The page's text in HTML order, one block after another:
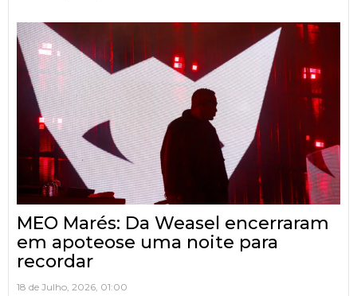
MEO Marés: Da Weasel encerraram
em apoteose uma noite para
recordar
18 de Julho, 2026, 01:00